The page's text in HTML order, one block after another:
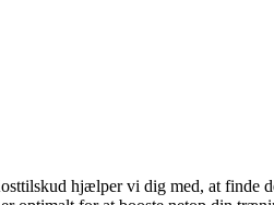
hjælper vi dig med, at finde